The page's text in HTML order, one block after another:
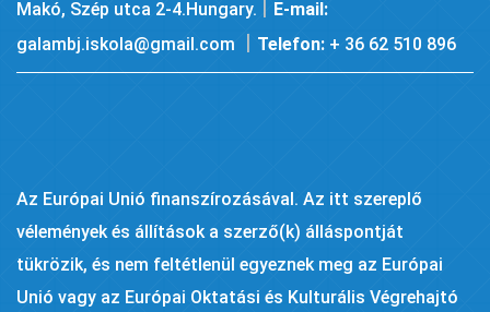
Makó, Szép utca 2-4.Hungary. | E-mail:
galambj.iskola@gmail.com
| Telefon: + 36 62 510 896
Az Európai Unió finanszírozásával. Az itt szereplő
vélemények és állítások a szerző(k) álláspontját
tükrözik, és nem feltétlenül egyeznek meg az Európai
Unió vagy az Európai Oktatási és Kulturális Végrehajtó